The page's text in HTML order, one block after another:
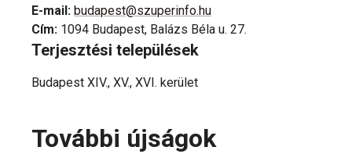
E-mail: budapest@szuperinfo.hu
Cím: 1094 Budapest, Balázs Béla u. 27.
Terjesztési települések
Budapest XIV., XV., XVI. kerület
További újságok